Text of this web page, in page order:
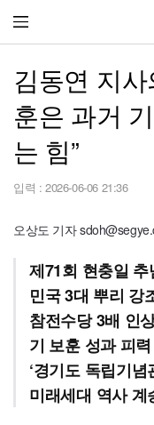
김동연 지
훈은 과거
는 힘”
입력 : 2026-06-06 21:36
오상도 기자
제71회 현충일 추
민국 3대 뿌리 강
참전수당 3배 인
기 보훈 성과 피력
‘경기도 독립기
미래세대 역사 계